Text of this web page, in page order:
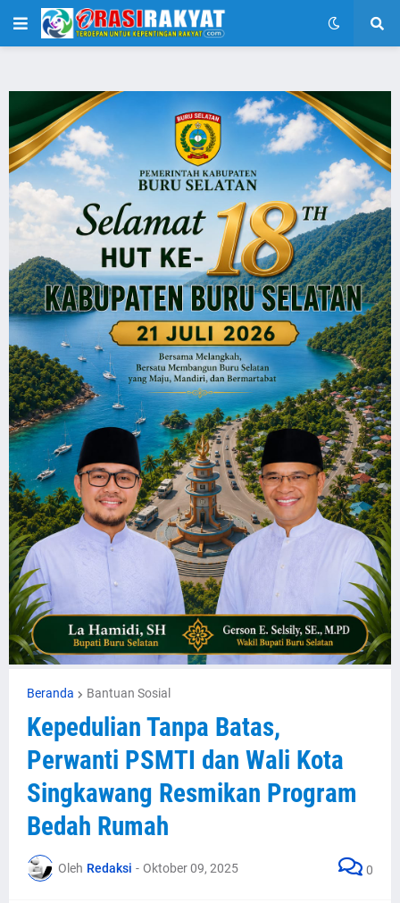
Beranda Bantuan Sosial
Kepedulian Tanpa Batas,
Perwanti PSMTI dan Wali Kota
Singkawang Resmikan Program
Bedah Rumah
Oleh Redaksi - Oktober 09, 2025 0